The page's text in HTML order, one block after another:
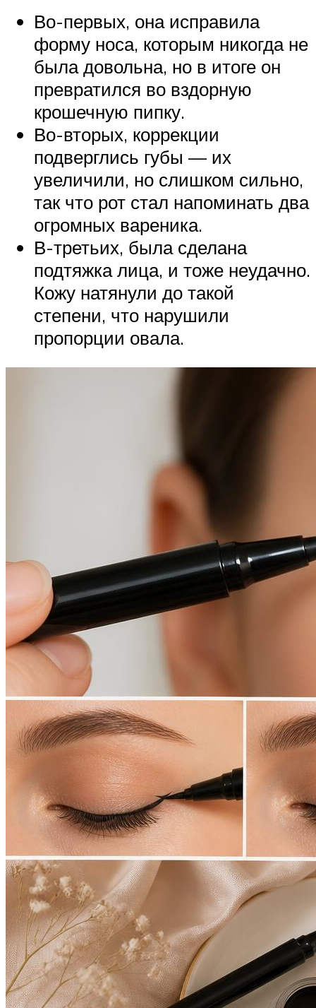
Во-первых, она исправила
форму носа, которым никогда не
была довольна, но в итоге он
превратился во вздорную
крошечную пипку.
Во-вторых, коррекции
подверглись губы — их
увеличили, но слишком сильно,
так что рот стал напоминать два
огромных вареника.
В-третьих, была сделана
подтяжка лица, и тоже неудачно.
Кожу натянули до такой
степени, что нарушили
пропорции овала.